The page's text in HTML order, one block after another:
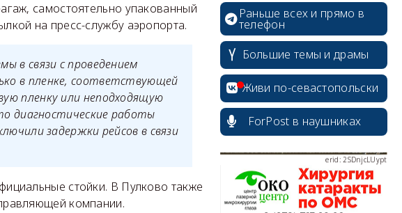
самостоятельно упакованный
на пресс-службу аэропорта.
в связи с проведением
в пленке, соответствующей
пленку или неподходящую
диагностические работы
задержки рейсов в связи
стойки. В Пулково также
компании.
Раньше всех и прямо в
телефон
Большие темы и драмы
Живи по-севастопольски
ForPost в наушниках
erid: 2SDnjdvhGXG